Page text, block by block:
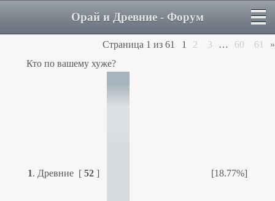
Орай и Древние - Форум
Страница 1 из 61 1 2 3 … 60 61
»
Кто по вашему хуже?
1. Древние [ 52 ] [18.77%]